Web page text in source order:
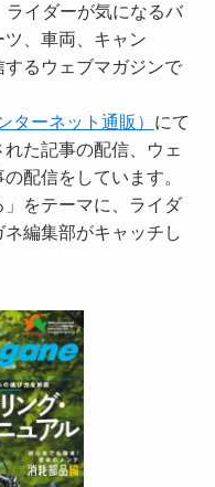
ライダーが気になるバ
、車両、キャン
るウェブマガジンで
ターネット通販） にて
た記事の配信、ウェ
配信をしています。
」をテーマに、ライダ
編集部がキャッチし